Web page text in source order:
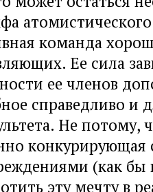
команда
Ее сила
ее членов
справедливо и
Не
конкурирующая
(как
эту мечту в